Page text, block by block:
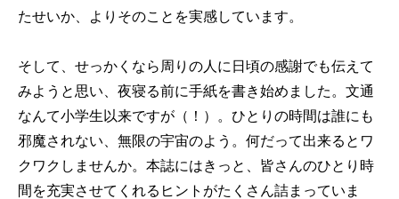
たせいか、よりそのことを実感しています。
そして、せっかくなら周りの人に日頃の感謝でも伝えて
みようと思い、夜寝る前に手紙を書き始めました。文通
なんて小学生以来ですが（！）。ひとりの時間は誰にも
邪魔されない、無限の宇宙のよう。何だって出来るとワ
クワクしませんか。本誌にはきっと、皆さんのひとり時
間を充実させてくれるヒントがたくさん詰まっていま